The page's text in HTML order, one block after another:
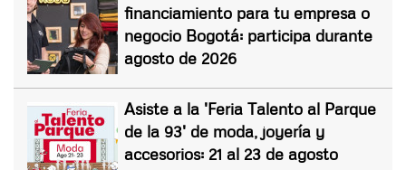
financiamiento para tu empresa o
negocio Bogotá: participa durante
agosto de 2026
Asiste a la 'Feria Talento al Parque
de la 93' de moda, joyería y
accesorios: 21 al 23 de agosto